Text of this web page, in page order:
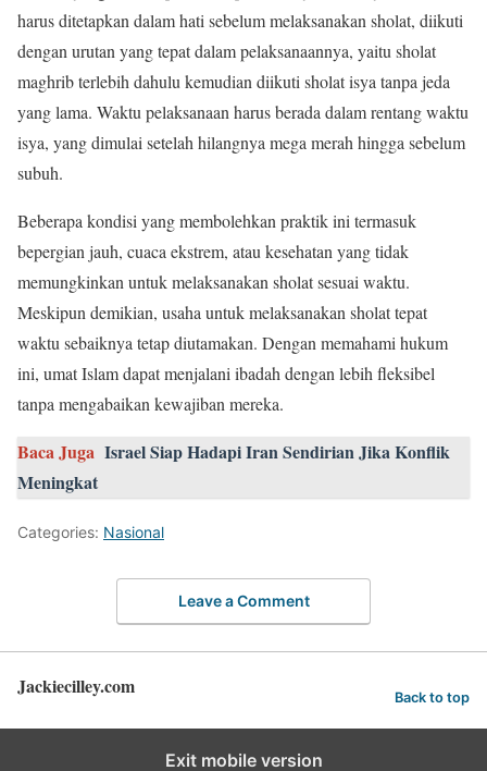
harus ditetapkan dalam hati sebelum melaksanakan sholat, diikuti
dengan urutan yang tepat dalam pelaksanaannya, yaitu sholat
maghrib terlebih dahulu kemudian diikuti sholat isya tanpa jeda
yang lama. Waktu pelaksanaan harus berada dalam rentang waktu
isya, yang dimulai setelah hilangnya mega merah hingga sebelum
subuh.
Beberapa kondisi yang membolehkan praktik ini termasuk
bepergian jauh, cuaca ekstrem, atau kesehatan yang tidak
memungkinkan untuk melaksanakan sholat sesuai waktu.
Meskipun demikian, usaha untuk melaksanakan sholat tepat
waktu sebaiknya tetap diutamakan. Dengan memahami hukum
ini, umat Islam dapat menjalani ibadah dengan lebih fleksibel
tanpa mengabaikan kewajiban mereka.
Baca Juga Israel Siap Hadapi Iran Sendirian Jika Konflik
Meningkat
Categories: Nasional
Leave a Comment
Jackiecilley.com Back to top
Exit mobile version